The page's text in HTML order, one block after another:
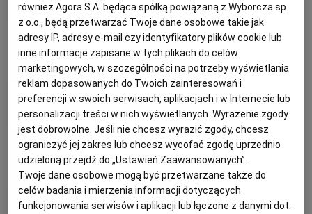
PRZEKĄSKI
DOMOWE PRZETWORY
SOST, DIPY I INNE DODATKI
KUCHNIA POLSKA
KUCHNIA MEKSYKAŃSKA
KUCHNIA INDYJSKA
KUCHNIA HISZPAŃSKA
KUCHNIA NIEMIECKA
ELBLĄG
GLIWICE
GORZÓW WIELKOPOLSKI
KALISZ
KATOWICE
ALE HISTORIA
WYBORCZA TV I VOD
TYLKO ZDROWIE
KSIĄŻKI. MAGAZYN DO CZYTANIA
NASZA EUROPA
WYSOKIE OBCASY
BIQDATA
JUTRONAUCI
ARCHIWUM
INNE SERWISY
Dominika Wójciak
Szybki dyniowy dhal
DANIA OBIADOWE DYNIA KOLACJA KUCHNIA INDYJSKA
Magazyn Kuchnia
Gulasz z soczewicą
DANIA WEGETARIAŃSKIE GULASZ PRZEPISY KULINARNE SOCZEWICA
również Agora S.A. będąca spółką powiązaną z Wyborcza sp.
z o.o., będą przetwarzać Twoje dane osobowe takie jak
adresy IP, adresy e-mail czy identyfikatory plików cookie lub
inne informacje zapisane w tych plikach do celów
marketingowych, w szczególności na potrzeby wyświetlania
reklam dopasowanych do Twoich zainteresowań i
preferencji w swoich serwisach, aplikacjach i w Internecie lub
personalizacji treści w nich wyświetlanych. Wyrażenie zgody
jest dobrowolne. Jeśli nie chcesz wyrazić zgody, chcesz
ograniczyć jej zakres lub chcesz wycofać zgodę uprzednio
udzieloną przejdź do „Ustawień Zaawansowanych”.
Twoje dane osobowe mogą być przetwarzane także do
celów badania i mierzenia informacji dotyczących
funkcjonowania serwisów i aplikacji lub łączone z danymi dot.